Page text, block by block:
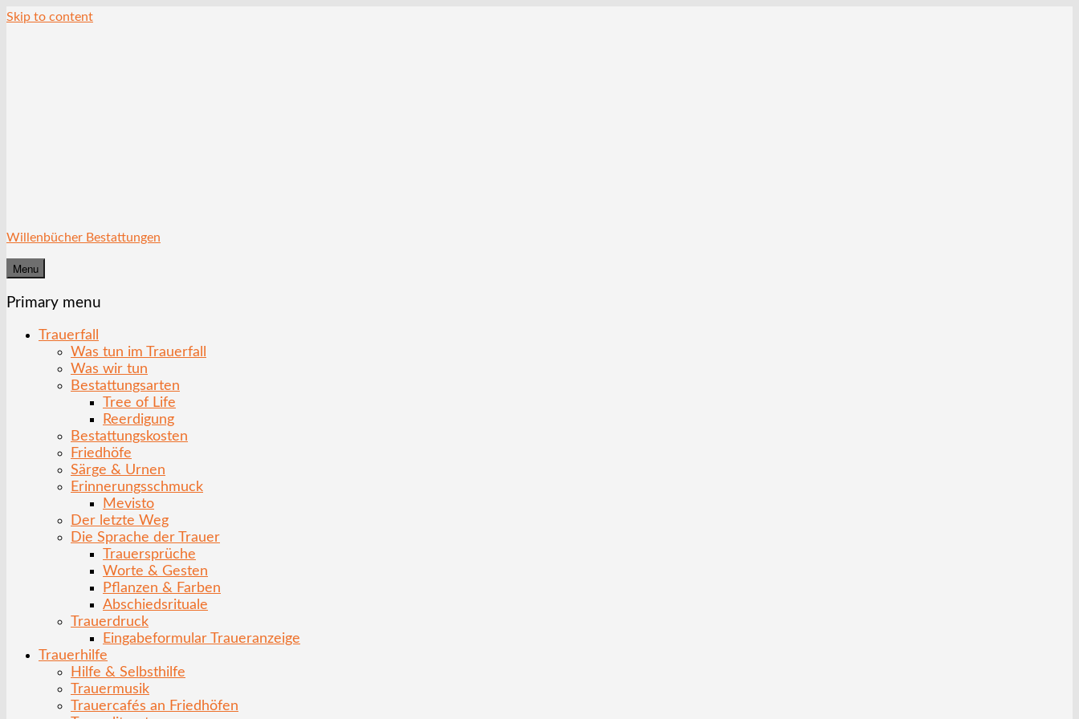
Skip to content
Willenbücher Bestattungen
Menu
Primary menu
Trauerfall
Was tun im Trauerfall
Was wir tun
Bestattungsarten
Tree of Life
Reerdigung
Bestattungskosten
Friedhöfe
Särge & Urnen
Erinnerungsschmuck
Mevisto
Der letzte Weg
Die Sprache der Trauer
Trauersprüche
Worte & Gesten
Pflanzen & Farben
Abschiedsrituale
Trauerdruck
Eingabeformular Traueranzeige
Trauerhilfe
Hilfe & Selbsthilfe
Trauermusik
Trauercafés an Friedhöfen